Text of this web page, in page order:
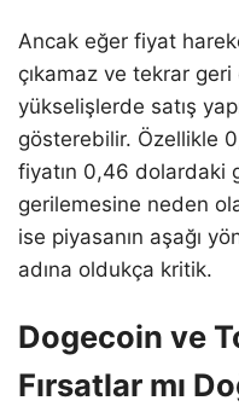
Ancak eğer fiyat
çıkamaz ve tekrar geri
yükselişlerde satış
gösterebilir. Özellikle
fiyatın 0,46 dolardaki
gerilemesine neden
ise piyasanın aşağı
adına oldukça kritik.
Dogecoin ve
Fırsatlar mı